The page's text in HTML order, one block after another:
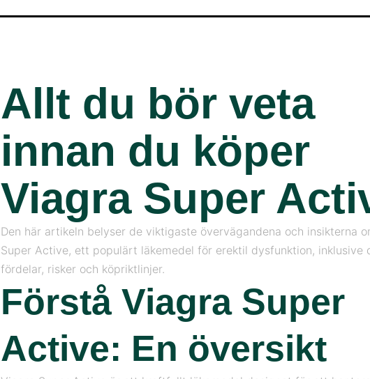
Allt du bör veta
innan du köper
Viagra Super
Den här artikeln belyser de viktigaste övervägandena och insikterna
Super Active, ett populärt läkemedel för erektil dysfunktion, inklusive
fördelar, risker och köpriktlinjer.
Förstå Viagra Super
Active: En översikt